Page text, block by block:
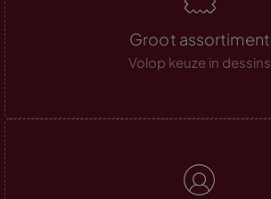
Groot assortiment
Volop keuze in dessins